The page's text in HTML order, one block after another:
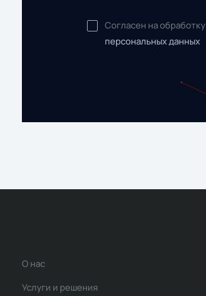
Согласен на обработку
персональных данных
О нас
Услуги и решения